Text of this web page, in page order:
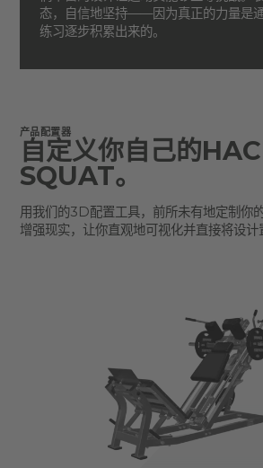
态，自信地坚持——因为真正的力量是
练习逐步积累出来的。
产品配置器
自定义你自己的
SQUAT。
用我们的3D配置工具，前所未有地定制你
增强现实，让你直观地可视化并直接将设计